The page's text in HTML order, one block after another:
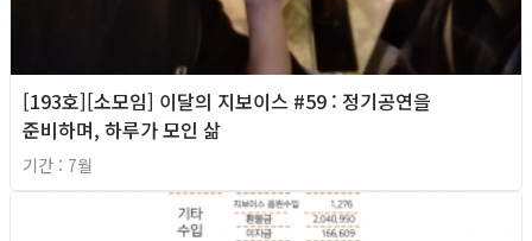
[193호][소모임] 이달의 지보이스 #59 : 정기공연을
준비하며, 하루가 모인 삶
기간 : 7월